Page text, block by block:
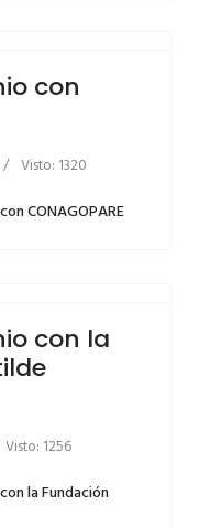
con
Visto: 1320
CONAGOPARE
con la
Visto: 1256
la Fundación